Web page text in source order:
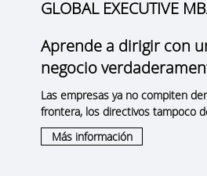
GLOBAL EXECUTIVE
Aprende a dirigir con
negocio
Las empresas ya no compiten
frontera, los directivos tampoco
Más información